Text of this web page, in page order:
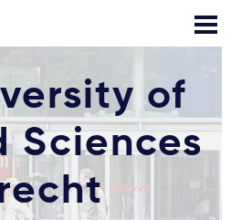
Nemokamos
Kontaktai
of
Sciences